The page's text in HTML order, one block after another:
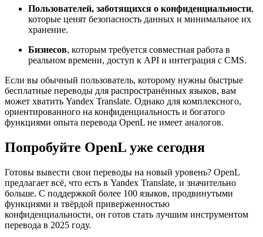
Пользователей, заботящихся о конфиденциальности,
которые ценят безопасность данных и минимальное их
хранение.
Бизнесов, которым требуется совместная работа в
реальном времени, доступ к API и интеграция с CMS.
Если вы обычный пользователь, которому нужны быстрые
бесплатные переводы для распространённых языков, вам
может хватить Yandex Translate. Однако для комплексного,
ориентированного на конфиденциальность и богатого
функциями опыта перевода OpenL не имеет аналогов.
Попробуйте OpenL уже сегодня
Готовы вывести свои переводы на новый уровень? OpenL
предлагает всё, что есть в Yandex Translate, и значительно
больше. С поддержкой более 100 языков, продвинутыми
функциями и твёрдой приверженностью
конфиденциальности, он готов стать лучшим инструментом
перевода в 2025 году.